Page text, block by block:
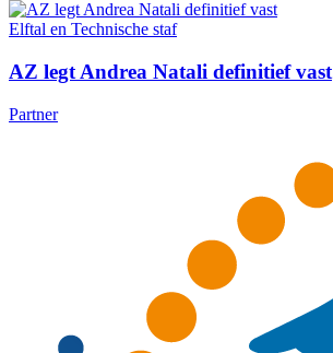
Elftal en Technische staf
AZ legt Andrea Natali definitief vast
Partner